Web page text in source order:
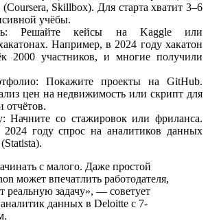
Skillbox). Для старта хватит 3–6
учёбы.
Решайте кейсы на Kaggle или
Например, в 2024 году хакатон
2000 участников, и многие получили
Покажите проекты на GitHub.
цен на недвижимость или скрипт для
отчётов.
Начните со стажировок или фриланса.
году спрос на аналитиков данных
с малого. Даже простой
может впечатлить работодателя,
реальную задачу», — советует
данных в Deloitte с 7-